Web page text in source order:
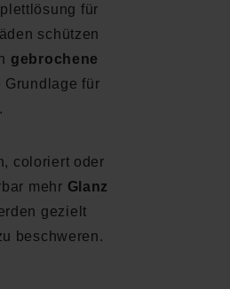
für
schützen
gebrochene
für
coloriert oder
mehr Glanz
gezielt
beschweren.